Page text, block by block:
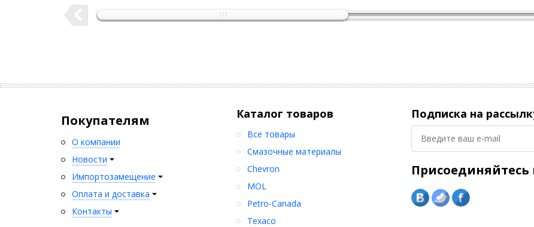
Покупателям
О компании
Новости
Импортозамещение
Оплата и доставка
Контакты
Каталог товаров
Все товары
Смазочные материалы
Chevron
MOL
Petro-Canada
Texaco
Подписка на
Присоединяйтесь